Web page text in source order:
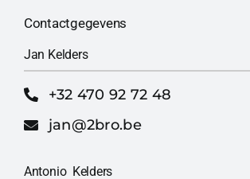
Contactgegevens
Jan Kelders
+32 470 92 72 48
jan@2bro.be
Antonio Kelders